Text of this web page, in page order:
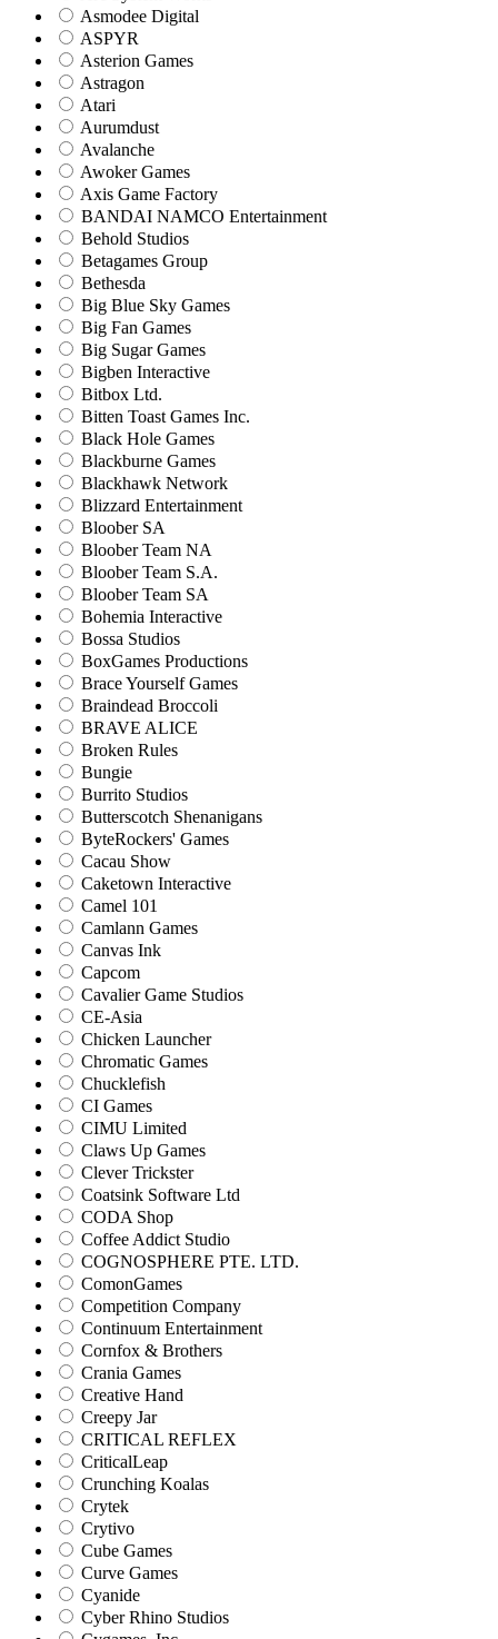
Asmodee Digital
ASPYR
Asterion Games
Astragon
Atari
Aurumdust
Avalanche
Awoker Games
Axis Game Factory
BANDAI NAMCO Entertainment
Behold Studios
Betagames Group
Bethesda
Big Blue Sky Games
Big Fan Games
Big Sugar Games
Bigben Interactive
Bitbox Ltd.
Bitten Toast Games Inc.
Black Hole Games
Blackburne Games
Blackhawk Network
Blizzard Entertainment
Bloober SA
Bloober Team NA
Bloober Team S.A.
Bloober Team SA
Bohemia Interactive
Bossa Studios
BoxGames Productions
Brace Yourself Games
Braindead Broccoli
BRAVE ALICE
Broken Rules
Bungie
Burrito Studios
Butterscotch Shenanigans
ByteRockers' Games
Cacau Show
Caketown Interactive
Camel 101
Camlann Games
Canvas Ink
Capcom
Cavalier Game Studios
CE-Asia
Chicken Launcher
Chromatic Games
Chucklefish
CI Games
CIMU Limited
Claws Up Games
Clever Trickster
Coatsink Software Ltd
CODA Shop
Coffee Addict Studio
COGNOSPHERE PTE. LTD.
ComonGames
Competition Company
Continuum Entertainment
Cornfox & Brothers
Crania Games
Creative Hand
Creepy Jar
CRITICAL REFLEX
CriticalLeap
Crunching Koalas
Crytek
Crytivo
Cube Games
Curve Games
Cyanide
Cyber Rhino Studios